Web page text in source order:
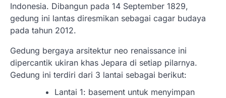
Indonesia. Dibangun pada 14 September 1829,
gedung ini lantas diresmikan sebagai cagar budaya
pada tahun 2012.
Gedung bergaya arsitektur neo renaissance ini
dipercantik ukiran khas Jepara di setiap pilarnya.
Gedung ini terdiri dari 3 lantai sebagai berikut:
Lantai 1: basement untuk menyimpan